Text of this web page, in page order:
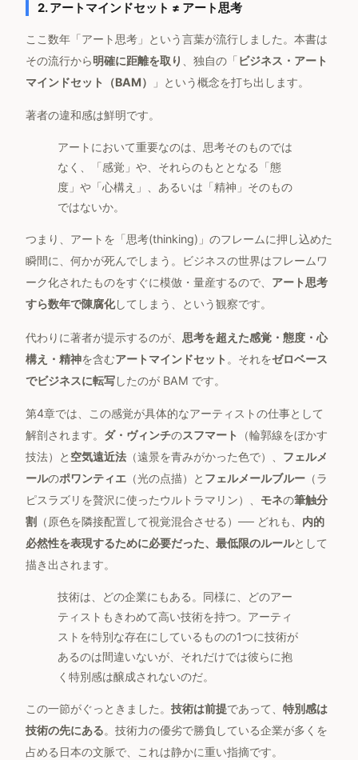
2. アートマインドセット ≠ アート思考
ここ数年「アート思考」という言葉が流行しました。本書は
その流行から明確に距離を取り 、独自の「ビジネス・アート
マインドセット（BAM）
」という概念を打ち出します。
著者の違和感は鮮明です。
アートにおいて重要なのは、思考そのものでは
なく、「感覚」や、それらのもととなる「態
度」や「心構え」、あるいは「精神」そのもの
ではないか。
つまり、アートを「思考(thinking)」のフレームに押し込めた
瞬間に、何かが死んでしまう。ビジネスの世界はフレームワ
ーク化されたものをすぐに模倣・量産するので、 アート思考
すら数年で陳腐化してしまう、という観察です。
代わりに著者が提示するのが、 思考を超えた感覚・態度・心
構え・精神を含むアートマインドセット 。それをゼロベース
でビジネスに転写したのが BAM です。
第4章では、この感覚が具体的なアーティストの仕事として
解剖されます。 ダ・ヴィンチのスフマート
（輪郭線をぼかす
技法）と 空気遠近法 （遠景を青みがかった色で）、 フェルメ
ールのポワンティエ （光の点描）と フェルメールブルー （ラ
ピスラズリを贅沢に使ったウルトラマリン）、 モネの筆触分
割 （原色を隣接配置して視覚混合させる）── どれも、 内的
必然性を表現するために必要だった、最低限のルールとして
描き出されます。
技術は、どの企業にもある。同様に、どのアー
ティストもきわめて高い技術を持つ。アーティ
ストを特別な存在にしているものの1つに技術が
あるのは間違いないが、それだけでは彼らに抱
く特別感は醸成されないのだ。
この一節がぐっときました。 技術は前提であって、 特別感は
技術の先にある。技術力の優劣で勝負している企業が多くを
占める日本の文脈で、これは静かに重い指摘です。